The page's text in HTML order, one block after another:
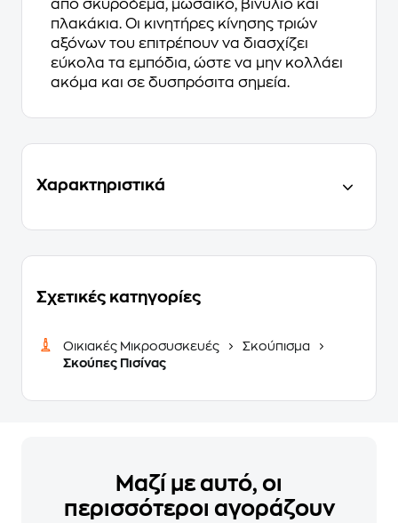
από σκυρόδεμα, μωσαϊκό, βινύλιο και
πλακάκια. Οι κινητήρες κίνησης τριών
αξόνων του επιτρέπουν να διασχίζει
εύκολα τα εμπόδια, ώστε να μην κολλάει
ακόμα και σε δυσπρόσιτα σημεία.
Χαρακτηριστικά
Σχετικές κατηγορίες
Οικιακές Μικροσυσκευές
Σκούπισμα
Σκούπες Πισίνας
Μαζί με αυτό, οι
περισσότεροι αγοράζουν